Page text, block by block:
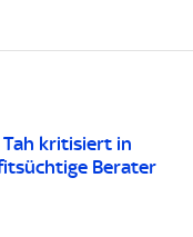
Tah kritisiert in
Berater